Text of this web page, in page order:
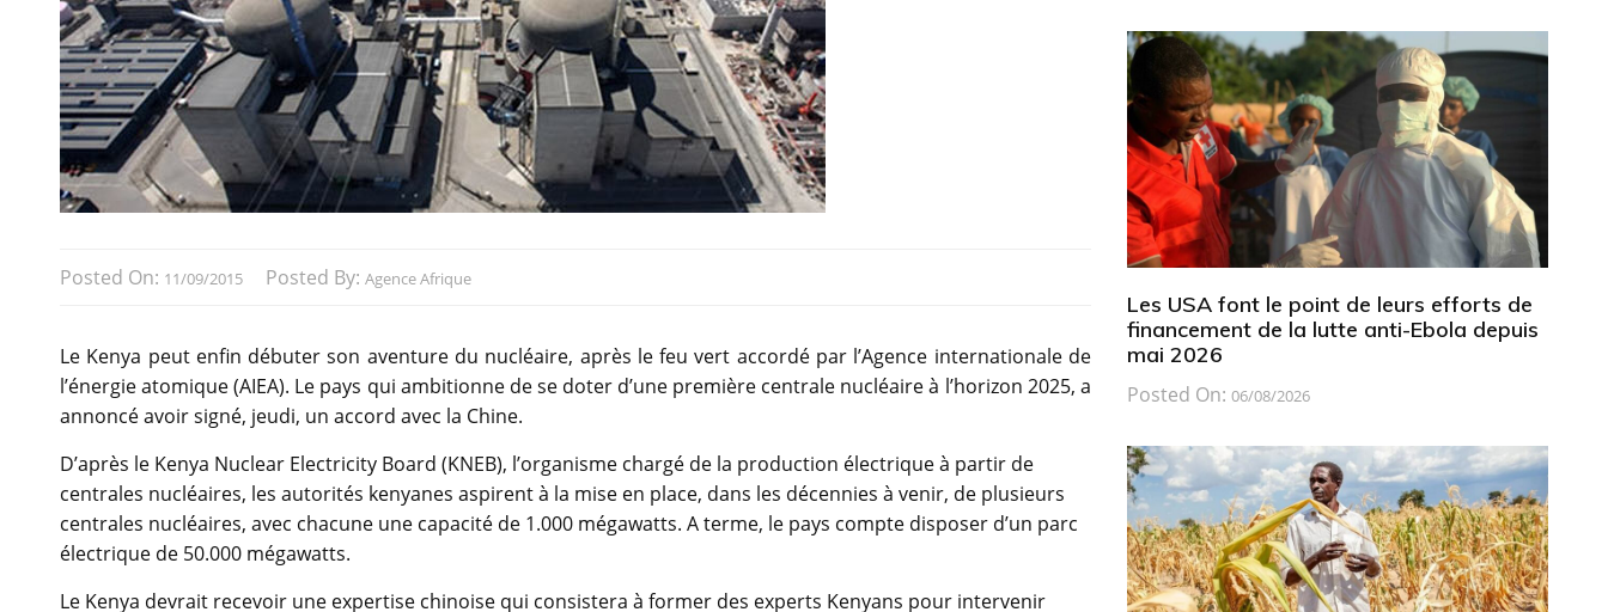
Posted On: 11/09/2015 Posted By: Agence Afrique
Le Kenya peut enfin débuter son aventure du nucléaire, après le feu vert accordé par l’Agence internationale de
l’énergie atomique (AIEA). Le pays qui ambitionne de se doter d’une première centrale nucléaire à l’horizon 2025, a
annoncé avoir signé, jeudi, un accord avec la Chine.
D’après le Kenya Nuclear Electricity Board (KNEB), l’organisme chargé de la production électrique à partir de
centrales nucléaires, les autorités kenyanes aspirent à la mise en place, dans les décennies à venir, de plusieurs
centrales nucléaires, avec chacune une capacité de 1.000 mégawatts. A terme, le pays compte disposer d’un parc
électrique de 50.000 mégawatts.
Le Kenya devrait recevoir une expertise chinoise qui consistera à former des experts Kenyans pour intervenir
Les USA font le point de leurs efforts de
financement de la lutte anti-Ebola depuis
mai 2026
Posted On: 06/08/2026